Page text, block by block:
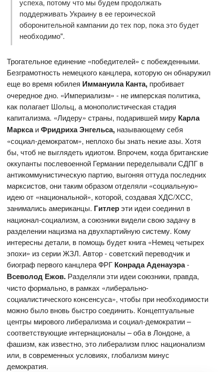
успеха, потому что мы будем продолжать
поддерживать Украину в ее героической
оборонительной кампании до тех пор, пока это будет
необходимо".
Трогательное единение «победителей» с побежденными.
Безграмотность немецкого канцлера, которую он обнаружил
еще во время юбилея Иммануила Канта, пробивает
очередное дно. «Империализм» - не имперская политика,
как полагает Шольц, а монополистическая стадия
капитализма. «Лидеру» страны, подарившей миру Карла
МарксаиФридриха Энгельса, называющему себя
«социал-демократом», неплохо бы знать некие азы. Хотя
бы, чтоб не выглядеть идиотом. Впрочем, когда британские
оккупанты послевоенной Германии переделывали СДПГ в
антикоммунистическую партию, выгоняя оттуда последних
марксистов, они таким образом отделяли «социальную»
идею от «национальной», которой, создавая ХДС/ХСС,
занимались американцы. Гитлерэти идеи соединил в
национал-социализм, а союзники видели свою задачу в
разделении нацизма на двухпартийную систему. Кому
интересны детали, в помощь будет книга «Немец четырех
эпохи» из серии ЖЗЛ. Автор - советский переводчик и
биограф первого канцлера ФРГ Конрада Аденауэра-
Всеволод Ежов. Разделяли эти идеи союзники, правда,
чисто формально, в рамках «либерально-
социалистического консенсуса», чтобы при необходимости
можно было вновь быстро соединить. Концептуальные
центры мирового либерализма и социал-демократии –
соответствующие интернационалы – оба в Лондоне, а
фашизм, как известно, это либерализм плюс национализм
или, в современных условиях, глобализм минус
демократия.